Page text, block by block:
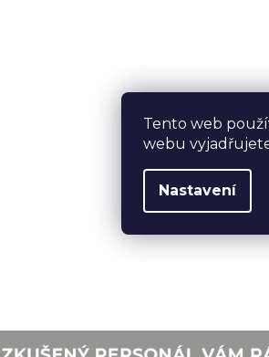
Tento web
webu
Nastavení